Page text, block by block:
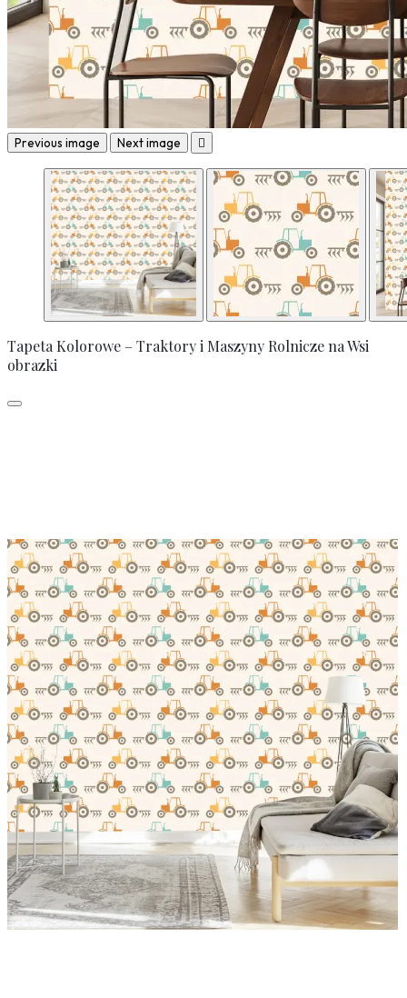
Previous image Next image 
Tapeta Kolorowe – Traktory i Maszyny Rolnicze na Wsi
obrazki